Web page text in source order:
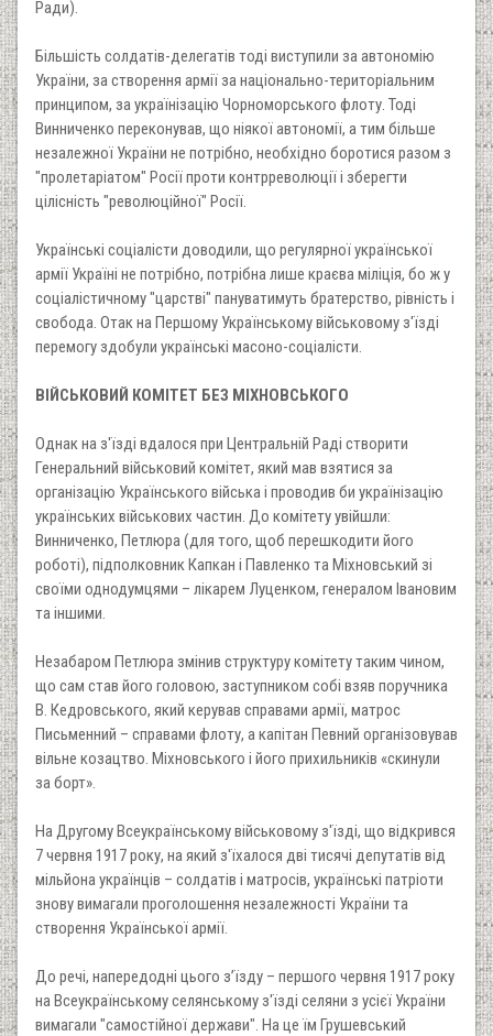
Ради).
Більшість солдатів-делегатів тоді виступили за автономію
України, за створення армії за національно-територіальним
принципом, за українізацію Чорноморського флоту. Тоді
Винниченко переконував, що ніякої автономії, а тим більше
незалежної України не потрібно, необхідно боротися разом з
"пролетаріатом" Росії проти контрреволюції і зберегти
цілісність "революційної" Росії.
Українські соціалісти доводили, що регулярної української
армії Україні не потрібно, потрібна лише краєва міліція, бо ж у
соціалістичному "царстві" пануватимуть братерство, рівність і
свобода. Отак на Першому Українському військовому з'їзді
перемогу здобули українські масоно-соціалісти.
ВІЙСЬКОВИЙ КОМІТЕТ БЕЗ МІХНОВСЬКОГО
Однак на з'їзді вдалося при Центральній Раді створити
Генеральний військовий комітет, який мав взятися за
організацію Українського війська і проводив би українізацію
українських військових частин. До комітету увійшли:
Винниченко, Петлюра (для того, щоб перешкодити його
роботі), підполковник Капкан і Павленко та Міхновський зі
своїми однодумцями – лікарем Луценком, генералом Івановим
та іншими.
Незабаром Петлюра змінив структуру комітету таким чином,
що сам став його головою, заступником собі взяв поручника
В. Кедровського, який керував справами армії, матрос
Письменний – справами флоту, а капітан Певний організовував
вільне козацтво. Міхновського і його прихильників «скинули
за борт».
На Другому Всеукраїнському військовому з'їзді, що відкрився
7 червня 1917 року, на який з'їхалося дві тисячі депутатів від
мільйона українців – солдатів і матросів, українські патріоти
знову вимагали проголошення незалежності України та
створення Української армії.
До речі, напередодні цього з’їзду – першого червня 1917 року
на Всеукраїнському селянському з'їзді селяни з усієї України
вимагали "самостійної держави". На це їм Грушевський